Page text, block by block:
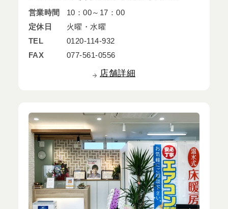
営業時間
10：00～17：00
定休日
火曜・水曜
TEL
0120-114-932
FAX
077-561-0556
店舗詳細